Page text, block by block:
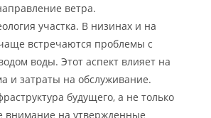
ветра.
участка. В низинах и на
встречаются проблемы с
воды. Этот аспект влияет на
и затраты на обслуживание.
будущего, а не только
внимание на утвержденные